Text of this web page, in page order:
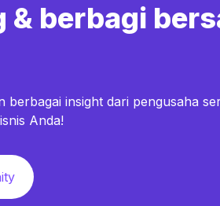
& berbagi
berbagai insight dari pengusaha
Anda!